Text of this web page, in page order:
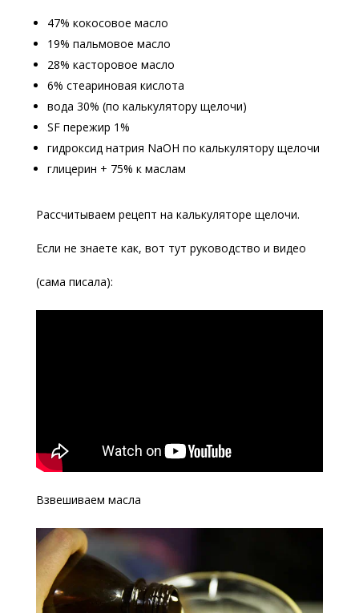
47% кокосовое масло
19% пальмовое масло
28% касторовое масло
6% стеариновая кислота
вода 30% (по калькулятору щелочи)
SF пережир 1%
гидроксид натрия NaOH по калькулятору щелочи
глицерин + 75% к маслам
Рассчитываем рецепт на калькуляторе щелочи.
Если не знаете как, вот тут руководство и видео
(сама писала):
Взвешиваем масла